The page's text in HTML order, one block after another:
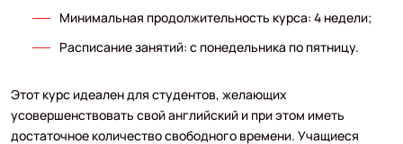
Минимальная продолжительность курса: 4 недели;
Расписание занятий: с понедельника по пятницу.
Этот курс идеален для студентов, желающих
усовершенствовать свой английский и при этом иметь
достаточное количество свободного времени. Учащиеся